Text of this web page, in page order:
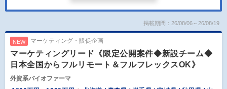
掲載期間：26/08/06～26/08/19
NEW マーケティング・販促企画
マーケティングリード《限定公開案件◆新設チーム◆
日本全国からフルリモート＆フルフレックスOK》
外資系バイオファーマ